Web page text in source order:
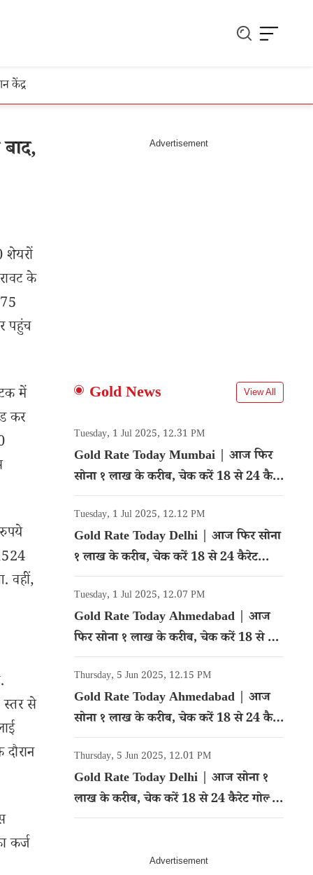
केंद्र
के
पहुंच
में
कर
वहीं,
से
कर्ज
Gold News View All
Tuesday, 1 Jul 2025, 12.31 PM
Gold Rate Today Mumbai | आज फिर
सोना १ लाख के करीब, चेक करें 18 से 24 कैरेट
गोल्ड का रेट
Tuesday, 1 Jul 2025, 12.12 PM
Gold Rate Today Delhi | आज फिर सोना
१ लाख के करीब, चेक करें 18 से 24 कैरेट
गोल्ड का रेट
Tuesday, 1 Jul 2025, 12.07 PM
Gold Rate Today Ahmedabad | आज
फिर सोना १ लाख के करीब, चेक करें 18 से 24
कैरेट गोल्ड का रेट
Thursday, 5 Jun 2025, 12.15 PM
Gold Rate Today Ahmedabad | आज
सोना १ लाख के करीब, चेक करें 18 से 24 कैरेट
गोल्ड का रेट
Thursday, 5 Jun 2025, 12.01 PM
Gold Rate Today Delhi | आज सोना १
लाख के करीब, चेक करें 18 से 24 कैरेट गोल्ड
का रेट